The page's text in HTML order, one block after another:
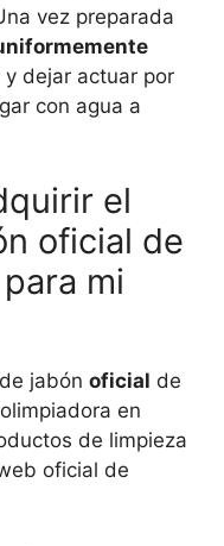
vez preparada
y dejar actuar por
con agua a
el
oficial de
mi
jabón oficial de
en
de limpieza
oficial de